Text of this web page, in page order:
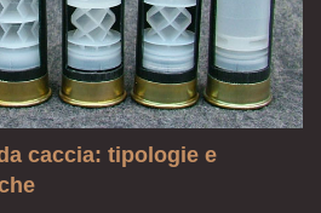
caccia: tipologie e